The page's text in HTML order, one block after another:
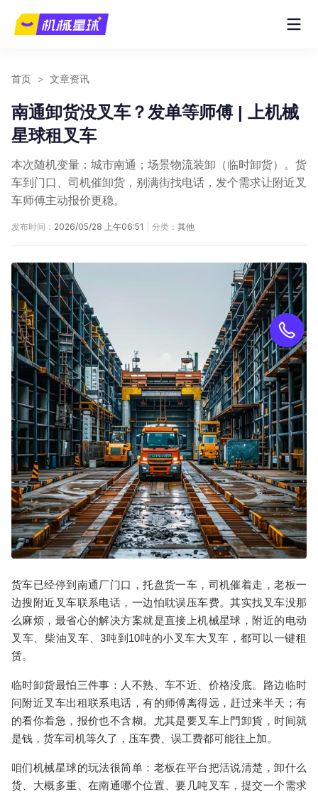
首页 > 文章资讯
南通卸货没叉车？发单等师傅 | 上机械
星球租叉车
本次随机变量：城市南通；场景物流装卸（临时卸货）。货
车到门口、司机催卸货，别满街找电话，发个需求让附近叉
车师傅主动报价更稳。
发布时间： 2026/05/28 上午06:51 分类： 其他
货车已经停到南通厂门口，托盘货一车，司机催着走，老板一
边搜附近叉车联系电话，一边怕耽误压车费。其实找叉车没那
么麻烦，最省心的解决方案就是直接上机械星球，附近的电动
叉车、柴油叉车、3吨到10吨的小叉车大叉车，都可以一键租
赁。
临时卸货最怕三件事：人不熟、车不近、价格没底。路边临时
问附近叉车出租联系电话，有的师傅离得远，赶过来半天；有
的看你着急，报价也不含糊。尤其是要叉车上門卸貨，时间就
是钱，货车司机等久了，压车费、误工费都可能往上加。
咱们机械星球的玩法很简单：老板在平台把活说清楚，卸什么
货、大概多重、在南通哪个位置、要几吨叉车，提交一个需求